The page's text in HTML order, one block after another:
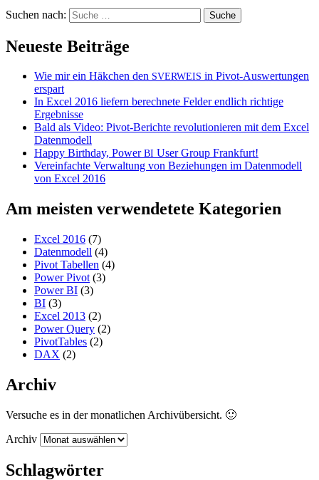
Suchen nach:
Neueste Beiträge
Wie mir ein Häkchen den SVERWEIS in Pivot-Auswertungen
erspart
In Excel 2016 liefern berechnete Felder endlich richtige
Ergebnisse
Bald als Video: Pivot-Berichte revolutionieren mit dem Excel
Datenmodell
Happy Birthday, PowerBI User Group Frankfurt!
Vereinfachte Verwaltung von Beziehungen im Datenmodell
von Excel 2016
Am meisten verwendetete Kategorien
Excel 2016 (7)
Datenmodell (4)
Pivot Tabellen (4)
Power Pivot (3)
Power BI (3)
BI (3)
Excel 2013 (2)
Power Query (2)
PivotTables (2)
DAX (2)
Archiv
Versuche es in der monatlichen Archivübersicht. 🙂
Archiv
Schlagwörter